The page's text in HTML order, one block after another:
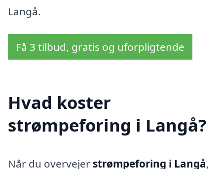
Langå.
Få 3 tilbud, gratis og uforpligtende
Hvad koster
strømpeforing i Langå?
Når du overvejer strømpeforing i Langå,